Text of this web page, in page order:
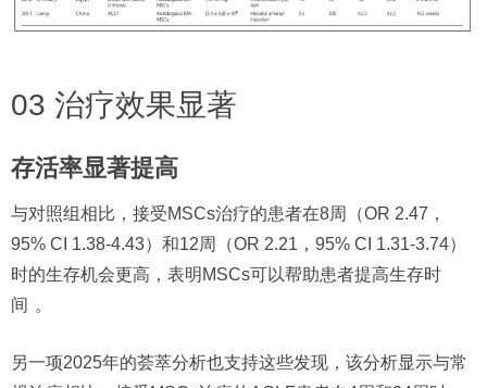
03 治疗效果显著
存活率显著提高
与对照组相比，接受MSCs治疗的患者在8周（OR 2.47，
95% CI 1.38-4.43）和12周（OR 2.21，95% CI 1.31-3.74）
时的生存机会更高，表明MSCs可以帮助患者提高生存时
间 。
另一项2025年的荟萃分析也支持这些发现，该分析显示与常